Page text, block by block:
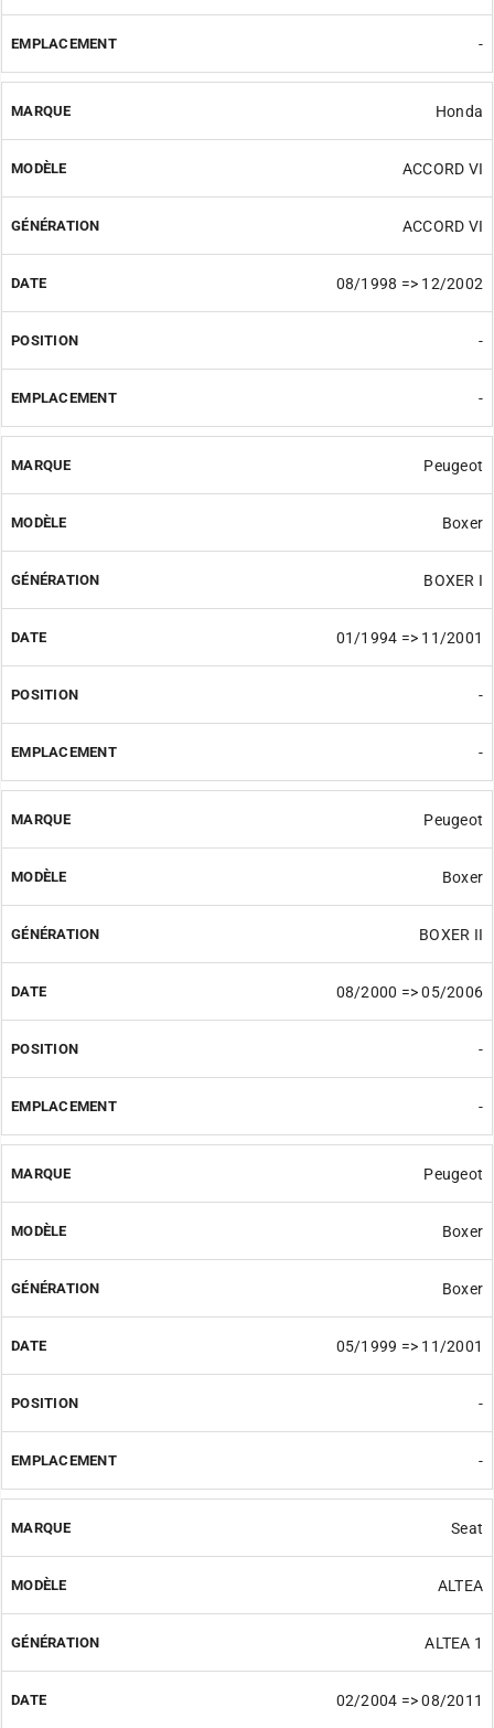
-
Honda
ACCORD VI
ACCORD VI
08/1998 => 12/2002
-
-
Peugeot
Boxer
BOXER I
01/1994 => 11/2001
-
-
Peugeot
Boxer
BOXER II
08/2000 => 05/2006
-
-
Peugeot
Boxer
Boxer
05/1999 => 11/2001
-
-
Seat
ALTEA
ALTEA 1
02/2004 => 08/2011